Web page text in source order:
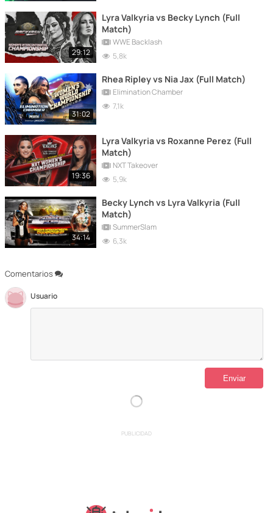
Comentarios
Usuario
29:12
Lyra Valkyria vs Becky Lynch (Full
Match)
WWE Backlash
5,8k
31:02
Rhea Ripley vs Nia Jax (Full Match)
Elimination Chamber
7,1k
19:36
Lyra Valkyria vs Roxanne Perez (Full
Match)
NXT Takeover
5,9k
34:14
Becky Lynch vs Lyra Valkyria (Full
Match)
SummerSlam
6,3k
PUBLICIDAD